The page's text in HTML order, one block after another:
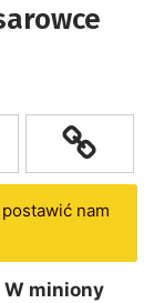
nam
W miniony